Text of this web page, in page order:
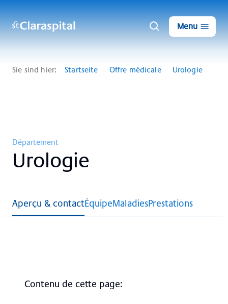
Menu
Sie sind hier: Startseite Offre médicale Urologie
Département
Uro­lo­gie
Aperçu & contactÉquipeMaladiesPrestations
Contenu de cette page: